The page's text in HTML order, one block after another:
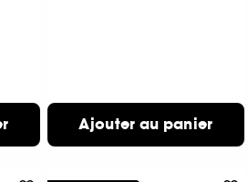
Ajouter au panier